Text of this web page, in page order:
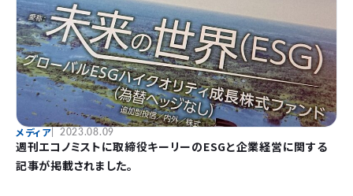
メディア 2023.08.09
週刊エコノミストに取締役キーリーのESGと企業経営に関する
記事が掲載されました。